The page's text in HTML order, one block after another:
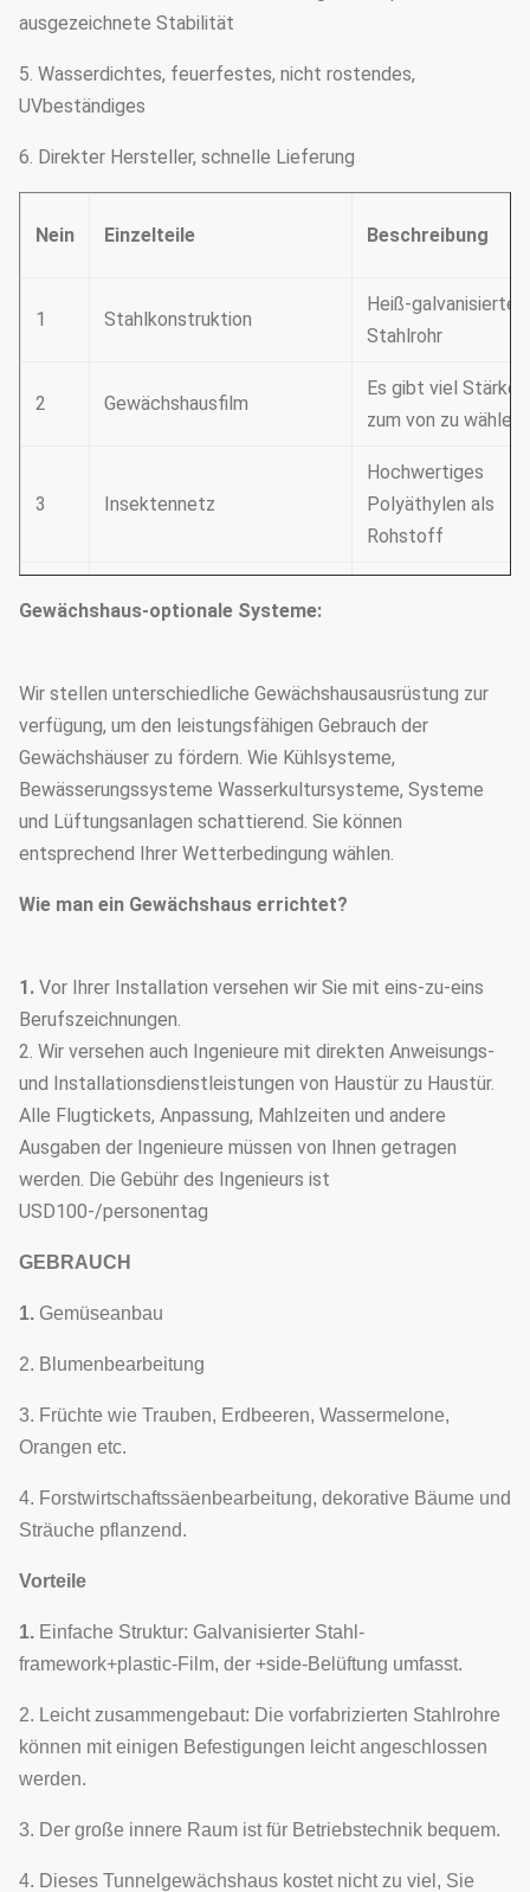
ausgezeichnete Stabilität
5. Wasserdichtes, feuerfestes, nicht rostendes,
UVbeständiges
6. Direkter Hersteller, schnelle Lieferung
Nein Einzelteile Beschreibung
1 Stahlkonstruktion
Heiß-galvanisiertes
Stahlrohr
2 Gewächshausfilm
Es gibt viel Stärke,
zum von zu wählen
3 Insektennetz
Hochwertiges
Polyäthylen als
Rohstoff
Exteral&internal-
System.
5 Lüftungsanlage
Seitenfenster und
Ventilatoren
6 Film-Rollensystem
Elektrodynamische
Art, Kettenart,
abkühlender
8 Heizsystem
Heißluftheizung,
elektrische Heizung
9 Berieselungssystem
10
Mikro-
11 Saatbeet
Hydroponik
Besonders
Gewächshaus-optionale Systeme:
Wir stellen unterschiedliche Gewächshausausrüstung zur
verfügung, um den leistungsfähigen Gebrauch der
Gewächshäuser zu fördern. Wie Kühlsysteme,
Bewässerungssysteme Wasserkultursysteme, Systeme
und Lüftungsanlagen schattierend. Sie können
entsprechend Ihrer Wetterbedingung wählen.
Wie man ein Gewächshaus errichtet?
1. Vor Ihrer Installation versehen wir Sie mit eins-zu-eins
Berufszeichnungen.
2. Wir versehen auch Ingenieure mit direkten Anweisungs-
und Installationsdienstleistungen von Haustür zu Haustür.
Alle Flugtickets, Anpassung, Mahlzeiten und andere
Ausgaben der Ingenieure müssen von Ihnen getragen
werden. Die Gebühr des Ingenieurs ist
USD100-/personentag
GEBRAUCH
1. Gemüseanbau
2. Blumenbearbeitung
3. Früchte wie Trauben, Erdbeeren, Wassermelone,
Orangen etc.
4. Forstwirtschaftssäenbearbeitung, dekorative Bäume und
Sträuche pflanzend.
Vorteile
1. Einfache Struktur: Galvanisierter Stahl-
framework+plastic-Film, der +side-Belüftung umfasst.
2. Leicht zusammengebaut: Die vorfabrizierten Stahlrohre
können mit einigen Befestigungen leicht angeschlossen
werden.
3. Der große innere Raum ist für Betriebstechnik bequem.
4. Dieses Tunnelgewächshaus kostet nicht zu viel, Sie